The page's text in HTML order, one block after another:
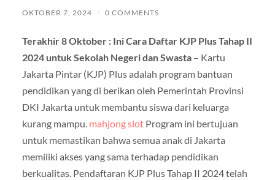
OKTOBER 7, 2024 / 0 COMMENTS
Terakhir 8 Oktober : Ini Cara Daftar KJP Plus Tahap II
2024 untuk Sekolah Negeri dan Swasta– Kartu
Jakarta Pintar (KJP) Plus adalah program bantuan
pendidikan yang di berikan oleh Pemerintah Provinsi
DKI Jakarta untuk membantu siswa dari keluarga
kurang mampu. mahjong slotProgram ini bertujuan
untuk memastikan bahwa semua anak di Jakarta
memiliki akses yang sama terhadap pendidikan
berkualitas. Pendaftaran KJP Plus Tahap II 2024 telah